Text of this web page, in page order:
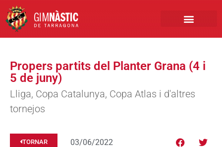
Propers partits del Planter Grana (4 i
5 de juny)
Lliga, Copa Catalunya, Copa Atlas i d'altres
tornejos
TORNAR 03/06/2022